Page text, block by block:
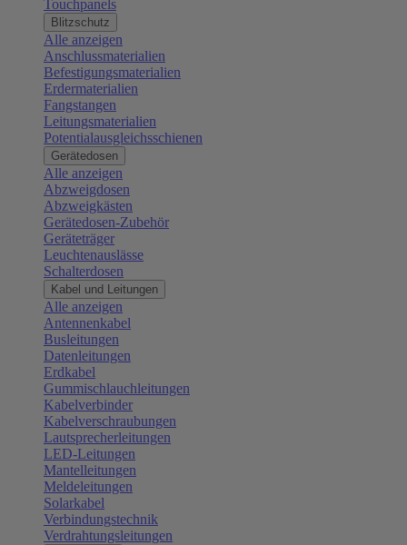
Touchpanels
Blitzschutz
Alle anzeigen
Anschlussmaterialien
Befestigungsmaterialien
Erdermaterialien
Fangstangen
Leitungsmaterialien
Potentialausgleichsschienen
Gerätedosen
Alle anzeigen
Abzweigdosen
Abzweigkästen
Gerätedosen-Zubehör
Geräteträger
Leuchtenauslässe
Schalterdosen
Kabel und Leitungen
Alle anzeigen
Antennenkabel
Busleitungen
Datenleitungen
Erdkabel
Gummischlauchleitungen
Kabelverbinder
Kabelverschraubungen
Lautsprecherleitungen
LED-Leitungen
Mantelleitungen
Meldeleitungen
Solarkabel
Verbindungstechnik
Verdrahtungsleitungen